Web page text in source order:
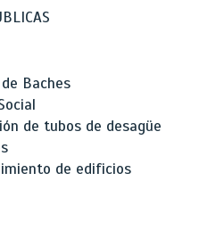
Baches
de tubos de desagüe
de edificios